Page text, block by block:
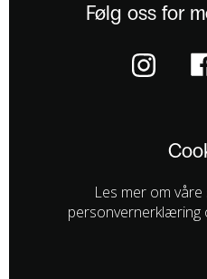
Følg oss for
Les mer om
personvernerklæring